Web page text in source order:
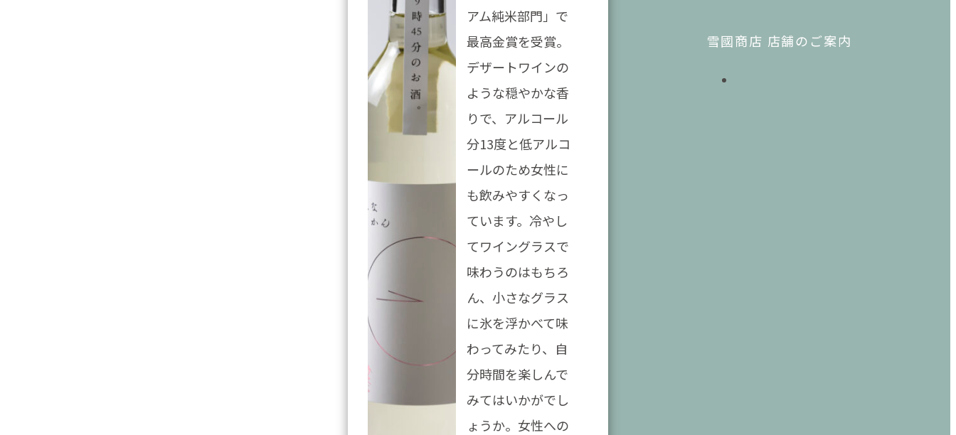
アム純米部門」で
最高金賞を受賞。
デザートワインの
ような穏やかな香
りで、アルコール
分13度と低アルコ
ールのため女性に
も飲みやすくなっ
ています。冷やし
てワイングラスで
味わうのはもちろ
ん、小さなグラス
に氷を浮かべて味
わってみたり、自
分時間を楽しんで
みてはいかがでし
ょうか。女性への
雪國商店 店舗のご案内